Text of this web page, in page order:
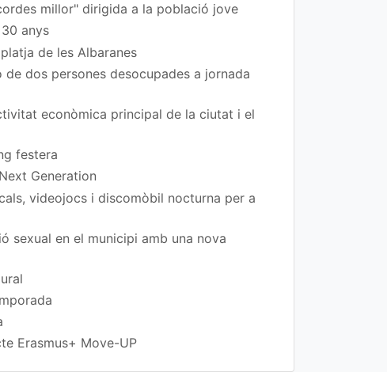
millor" dirigida a la població jove
anys
de les Albaranes
dos persones desocupades a jornada
econòmica principal de la ciutat i el
festera
Generation
videojocs i discomòbil nocturna per a
sexual en el municipi amb una nova
Erasmus+ Move-UP